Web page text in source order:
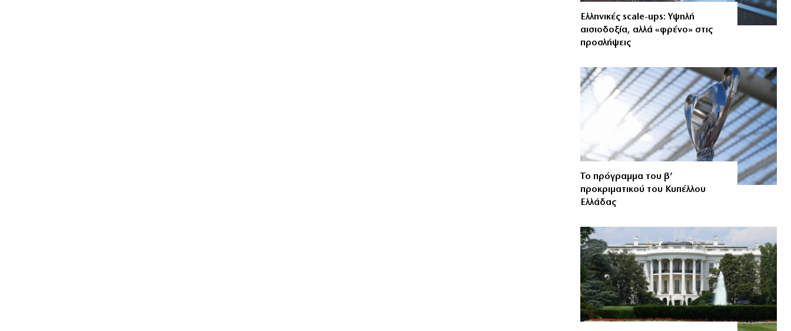
Ελληνικές scale-ups: Υψηλή
αισιοδοξία, αλλά «φρένο» στις
προσλήψεις
Το πρόγραμμα του β’
προκριματικού του Κυπέλλου
Ελλάδας